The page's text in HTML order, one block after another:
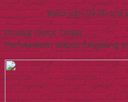
Buka jam 09.00 s/d
Produk Quick Order
Pemesanan dapat langsung